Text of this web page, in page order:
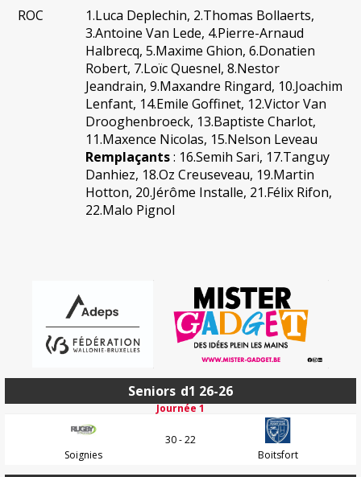
ROC
1.Luca Deplechin, 2.Thomas Bollaerts,
3.Antoine Van Lede, 4.Pierre-Arnaud
Halbrecq, 5.Maxime Ghion, 6.Donatien
Robert, 7.Loïc Quesnel, 8.Nestor
Jeandrain, 9.Maxandre Ringard, 10.Joachim
Lenfant, 14.Emile Goffinet, 12.Victor Van
Drooghenbroeck, 13.Baptiste Charlot,
11.Maxence Nicolas, 15.Nelson Leveau
Remplaçants: 16.Semih Sari, 17.Tanguy
Danhiez, 18.Oz Creuseveau, 19.Martin
Hotton, 20.Jérôme Installe, 21.Félix Rifon,
22.Malo Pignol
Seniors d1 26-26
Journée 1
Soignies
30 - 22
Boitsfort